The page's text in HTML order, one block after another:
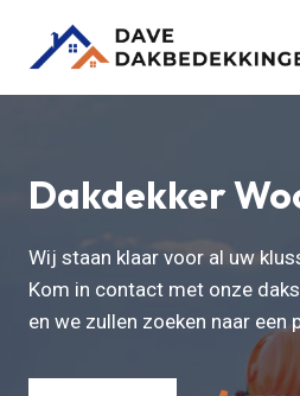
Dakdekker
Wij staan klaar voor al uw
Kom in contact met onze
en we zullen zoeken naar een